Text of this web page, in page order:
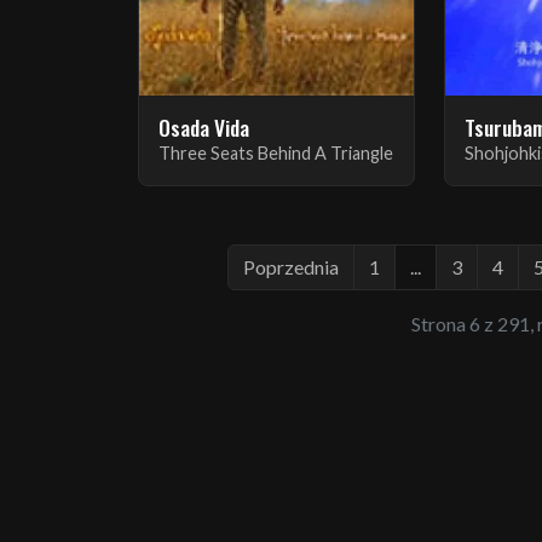
Osada Vida
Three Seats Behind A Triangle
Poprzednia 1 3 4
Strona 6 z 291,